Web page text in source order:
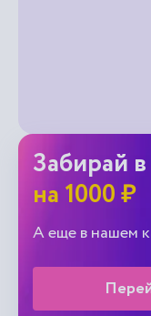
Забирай
на 1000 ₽
А еще в нашем